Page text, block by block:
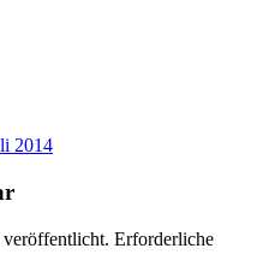
2014
Erforderliche